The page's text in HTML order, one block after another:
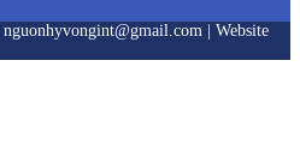
| Website